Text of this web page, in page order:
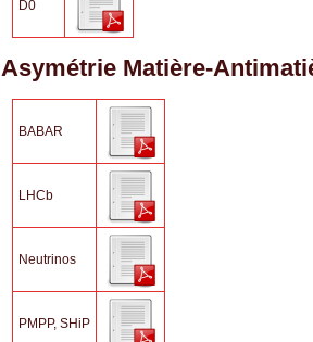
D0
Asymétrie Matière-
BABAR
LHCb
Neutrinos
PMPP, SHiP